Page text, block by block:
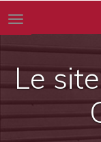
Toggle
navigation
Le